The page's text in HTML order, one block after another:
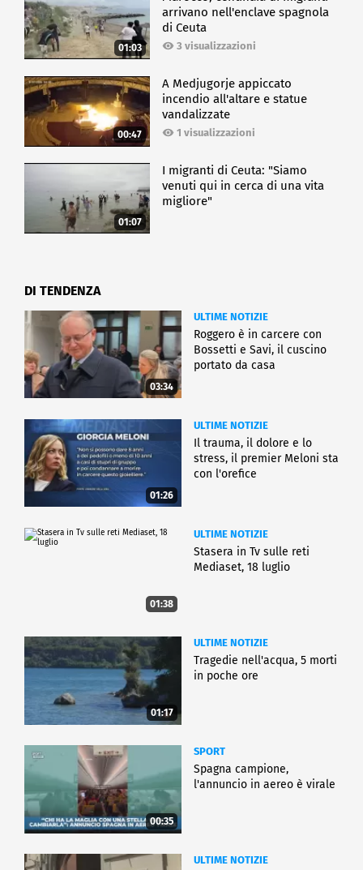
01:03
arrivano nell'enclave spagnola
di Ceuta
3 visualizzazioni
00:47
A Medjugorje appiccato
incendio all'altare e statue
vandalizzate
1 visualizzazioni
01:07
I migranti di Ceuta: "Siamo
venuti qui in cerca di una vita
migliore"
DI TENDENZA
03:34
ULTIME NOTIZIE
Roggero è in carcere con
Bossetti e Savi, il cuscino
portato da casa
01:26
ULTIME NOTIZIE
Il trauma, il dolore e lo
stress, il premier Meloni sta
con l'orefice
01:38
ULTIME NOTIZIE
Stasera in Tv sulle reti
Mediaset, 18 luglio
01:17
ULTIME NOTIZIE
Tragedie nell'acqua, 5 morti
in poche ore
00:35
SPORT
Spagna campione,
l'annuncio in aereo è virale
ULTIME NOTIZIE